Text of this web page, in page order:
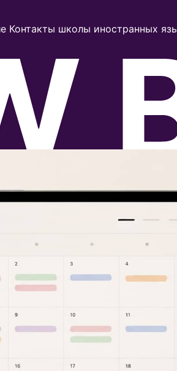
Контакты школы иностранных